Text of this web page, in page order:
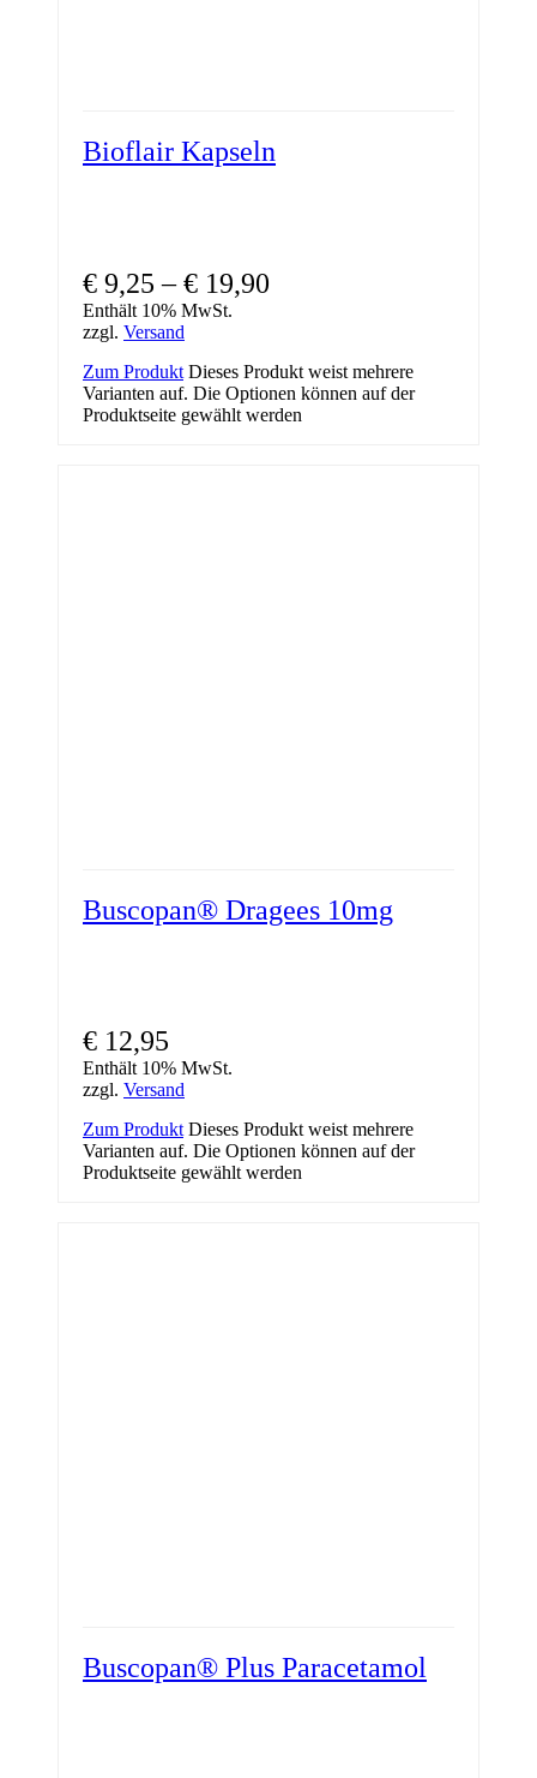
Bioflair Kapseln
€ 9,25 –€ 19,90
Enthält 10% MwSt.
zzgl. Versand
Zum Produkt Dieses Produkt weist mehrere
Varianten auf. Die Optionen können auf der
Produktseite gewählt werden
Buscopan® Dragees 10mg
€ 12,95
Enthält 10% MwSt.
zzgl. Versand
Zum Produkt Dieses Produkt weist mehrere
Varianten auf. Die Optionen können auf der
Produktseite gewählt werden
Buscopan® Plus Paracetamol